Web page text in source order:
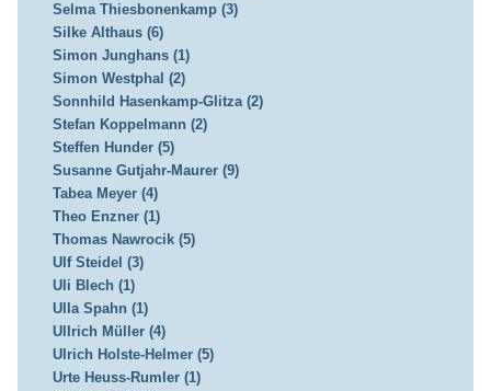
Selma Thiesbonenkamp (3)
Silke Althaus (6)
Simon Junghans (1)
Simon Westphal (2)
Sonnhild Hasenkamp-Glitza (2)
Stefan Koppelmann (2)
Steffen Hunder (5)
Susanne Gutjahr-Maurer (9)
Tabea Meyer (4)
Theo Enzner (1)
Thomas Nawrocik (5)
Ulf Steidel (3)
Uli Blech (1)
Ulla Spahn (1)
Ullrich Müller (4)
Ulrich Holste-Helmer (5)
Urte Heuss-Rumler (1)